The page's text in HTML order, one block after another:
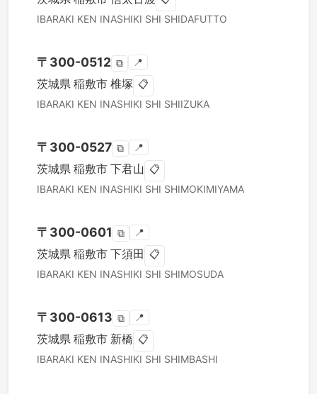
IBARAKI KEN INASHIKI SHI SHIDAFUTTO
〒 300-0512 ⧉ 📍
茨城県 稲敷市 椎塚 📋
IBARAKI KEN INASHIKI SHI SHIIZUKA
〒 300-0527 ⧉ 📍
茨城県 稲敷市 下君山 📋
IBARAKI KEN INASHIKI SHI SHIMOKIMIYAMA
〒 300-0601 ⧉ 📍
茨城県 稲敷市 下須田 📋
IBARAKI KEN INASHIKI SHI SHIMOSUDA
〒 300-0613 ⧉ 📍
茨城県 稲敷市 新橋 📋
IBARAKI KEN INASHIKI SHI SHIMBASHI